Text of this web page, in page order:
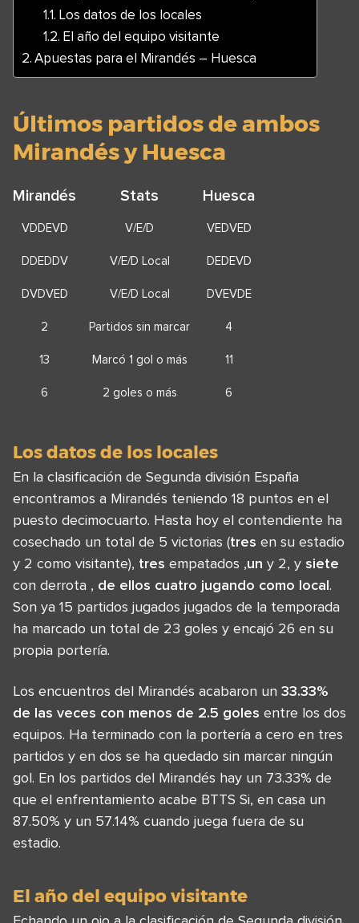
Los datos de los locales
El año del equipo visitante
Apuestas para el Mirandés – Huesca
Últimos partidos de ambos
Mirandés y Huesca
Mirandés Stats Huesca
VDDEVD V/E/D VEDVED
DDEDDV V/E/D Local DEDEVD
DVDVED V/E/D Local DVEVDE
2 Partidos sin marcar 4
13 Marcó 1 gol o más 11
6 2 goles o más 6
Los datos de los locales
En la clasificación de Segunda división España
encontramos a Mirandés teniendo 18 puntos en el
puesto decimocuarto. Hasta hoy el contendiente ha
cosechado un total de 5 victorias (tres en su estadio
y 2 como visitante), tres empatados ,un y 2, y siete
con derrota , de ellos cuatro jugando como local.
Son ya 15 partidos jugados jugados de la temporada
ha marcado un total de 23 goles y encajó 26 en su
propia portería.
Los encuentros del Mirandés acabaron un 33.33%
de las veces con menos de 2.5 goles entre los dos
equipos. Ha terminado con la portería a cero en tres
partidos y en dos se ha quedado sin marcar ningún
gol. En los partidos del Mirandés hay un 73.33% de
que el enfrentamiento acabe BTTS Si, en casa un
87.50% y un 57.14% cuando juega fuera de su
estadio.
El año del equipo visitante